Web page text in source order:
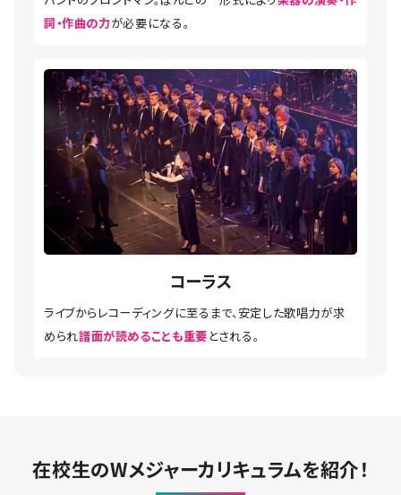
詞・作曲の力が必要になる。
コーラス
ライブからレコーディングに至るまで、安定した歌唱力が求
められ譜面が読めることも重要 とされる。
在校生のWメジャーカリキュラムを紹介！